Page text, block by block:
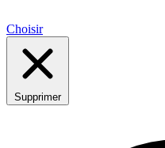
Choisir
Supprimer